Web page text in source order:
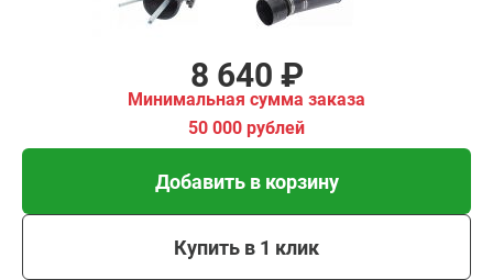
8 640 ₽
Минимальная сумма заказа
50 000 рублей
Добавить в корзину
Купить в 1 клик
В кредит от 288 руб/